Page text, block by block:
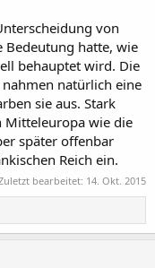
von
Bedeutung hatte, wie
behauptet wird. Die
natürlich eine
sie aus. Stark
Mitteleuropa wie die
später offenbar
Reich ein.
bearbeitet: 14. Okt. 2015